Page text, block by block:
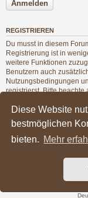
Diese Website
bestmöglichen
bieten. Mehr
REGISTRIEREN
Du musst in diesem
Registrierung ist in
weitere Funktionen
Benutzern auch
Nutzungsbedingungen
registrierst. Bitte
Registrieren